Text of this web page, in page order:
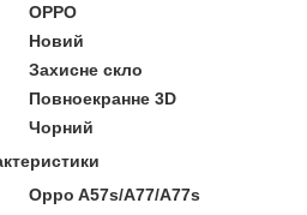
OPPO
Новий
Захисне скло
Повноекранне 3D
Чорний
Oppo A57s/A77/A77s